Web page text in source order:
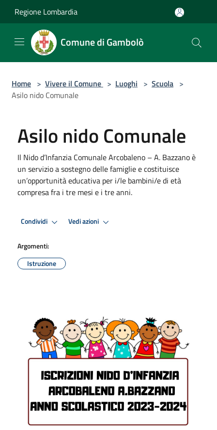
Regione Lombardia
Comune di Gambolò
Home > Vivere il Comune > Luoghi > Scuola >
Asilo nido Comunale
Asilo nido Comunale
Il Nido d’Infanzia Comunale Arcobaleno – A. Bazzano è
un servizio a sostegno delle famiglie e costituisce
un’opportunità educativa per i/le bambini/e di età
compresa fra i tre mesi e i tre anni.
Condividi Vedi azioni
Argomenti:
Istruzione